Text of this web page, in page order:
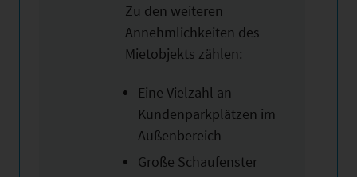
Zu den weiteren
Annehmlichkeiten des
Mietobjekts zählen:
Eine Vielzahl an
Kundenparkplätzen im
Außenbereich
Große Schaufenster